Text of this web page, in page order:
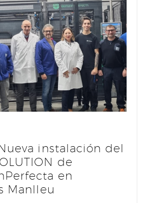
instalación del
de
en
Manlleu